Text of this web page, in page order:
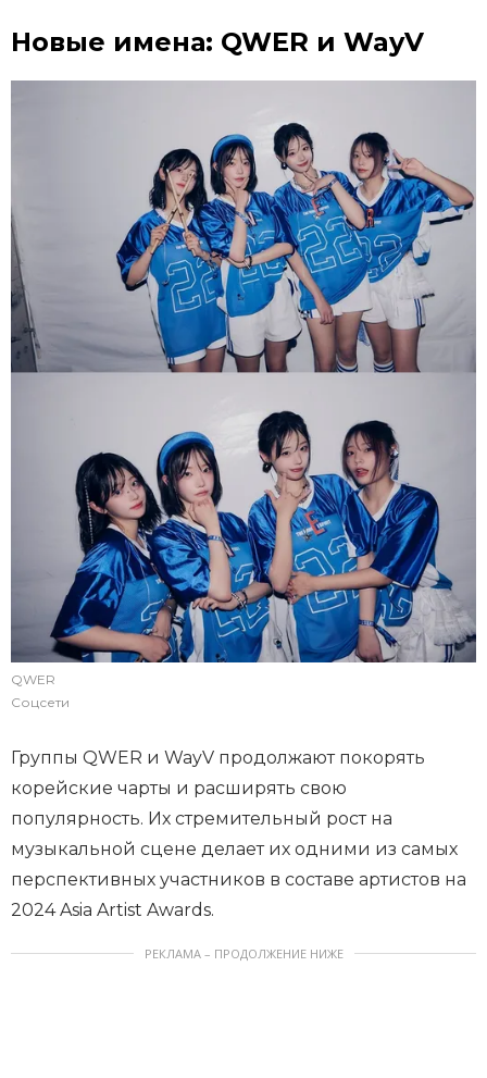
Новые имена: QWER и WayV
QWER
Соцсети
Группы QWER и WayV продолжают покорять
корейские чарты и расширять свою
популярность. Их стремительный рост на
музыкальной сцене делает их одними из самых
перспективных участников в составе артистов на
2024 Asia Artist Awards.
РЕКЛАМА – ПРОДОЛЖЕНИЕ НИЖЕ